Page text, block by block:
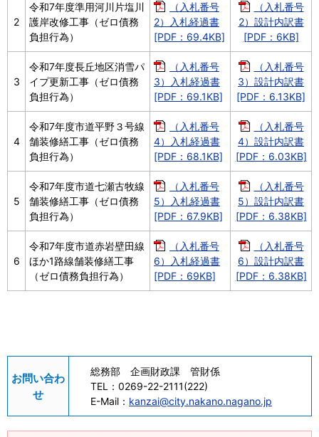
2
令和7年度準用河川片塩川
護岸改修工事（ゼロ債務
負担行為）
（入札番号
2）入札経過書
[PDF：69.4KB]
（入札番号
2）設計内訳書
[PDF：6KB]
3
令和7年度長丘地区消雪パ
イプ更新工事（ゼロ債務
負担行為）
（入札番号
3）入札経過書
[PDF：69.1KB]
（入札番号
3）設計内訳書
[PDF：6.13KB]
4
令和7年度市道平野３号線
舗装修繕工事（ゼロ債務
負担行為）
（入札番号
4）入札経過書
[PDF：68.1KB]
（入札番号
4）設計内訳書
[PDF：6.03KB]
5
令和7年度市道七瀬古牧線
舗装修繕工事（ゼロ債務
負担行為）
（入札番号
5）入札経過書
[PDF：67.9KB]
（入札番号
5）設計内訳書
[PDF：6.38KB]
6
令和7年度市道赤岩壁田線
ほか1路線舗装修繕工事
（ゼロ債務負担行為）
（入札番号
6）入札経過書
[PDF：69KB]
（入札番号
6）設計内訳書
[PDF：6.38KB]
お問い合わ
せ
総務部 企画財政課 管財係
TEL： 0269-22-2111(222)
E-Mail： kanzai@city.nakano.nagano.jp